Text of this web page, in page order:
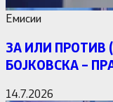
Емисии
ЗА ИЛИ ПРОТИВ
БОЈКОВСКА –
14.7.2026